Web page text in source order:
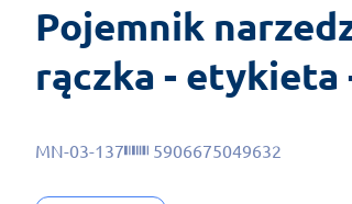
Pojemnik
rączka - etykieta
MN-03-137 5906675049632